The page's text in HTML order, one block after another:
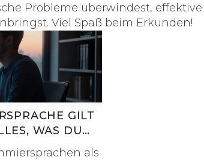
Probleme überwindest,
Viel Spaß beim Erkunden!
GILT
WAS DU
als